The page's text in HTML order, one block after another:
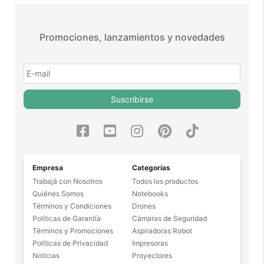
Promociones, lanzamientos y novedades
Suscribirse
Empresa
Trabajá con Nosotros
Quiénes Somos
Términos y Condiciones
Políticas de Garantía
Términos y Promociones
Políticas de Privacidad
Noticias
Categorías
Todos los productos
Notebooks
Drones
Cámaras de Seguridad
Aspiradoras Robot
Impresoras
Proyectores